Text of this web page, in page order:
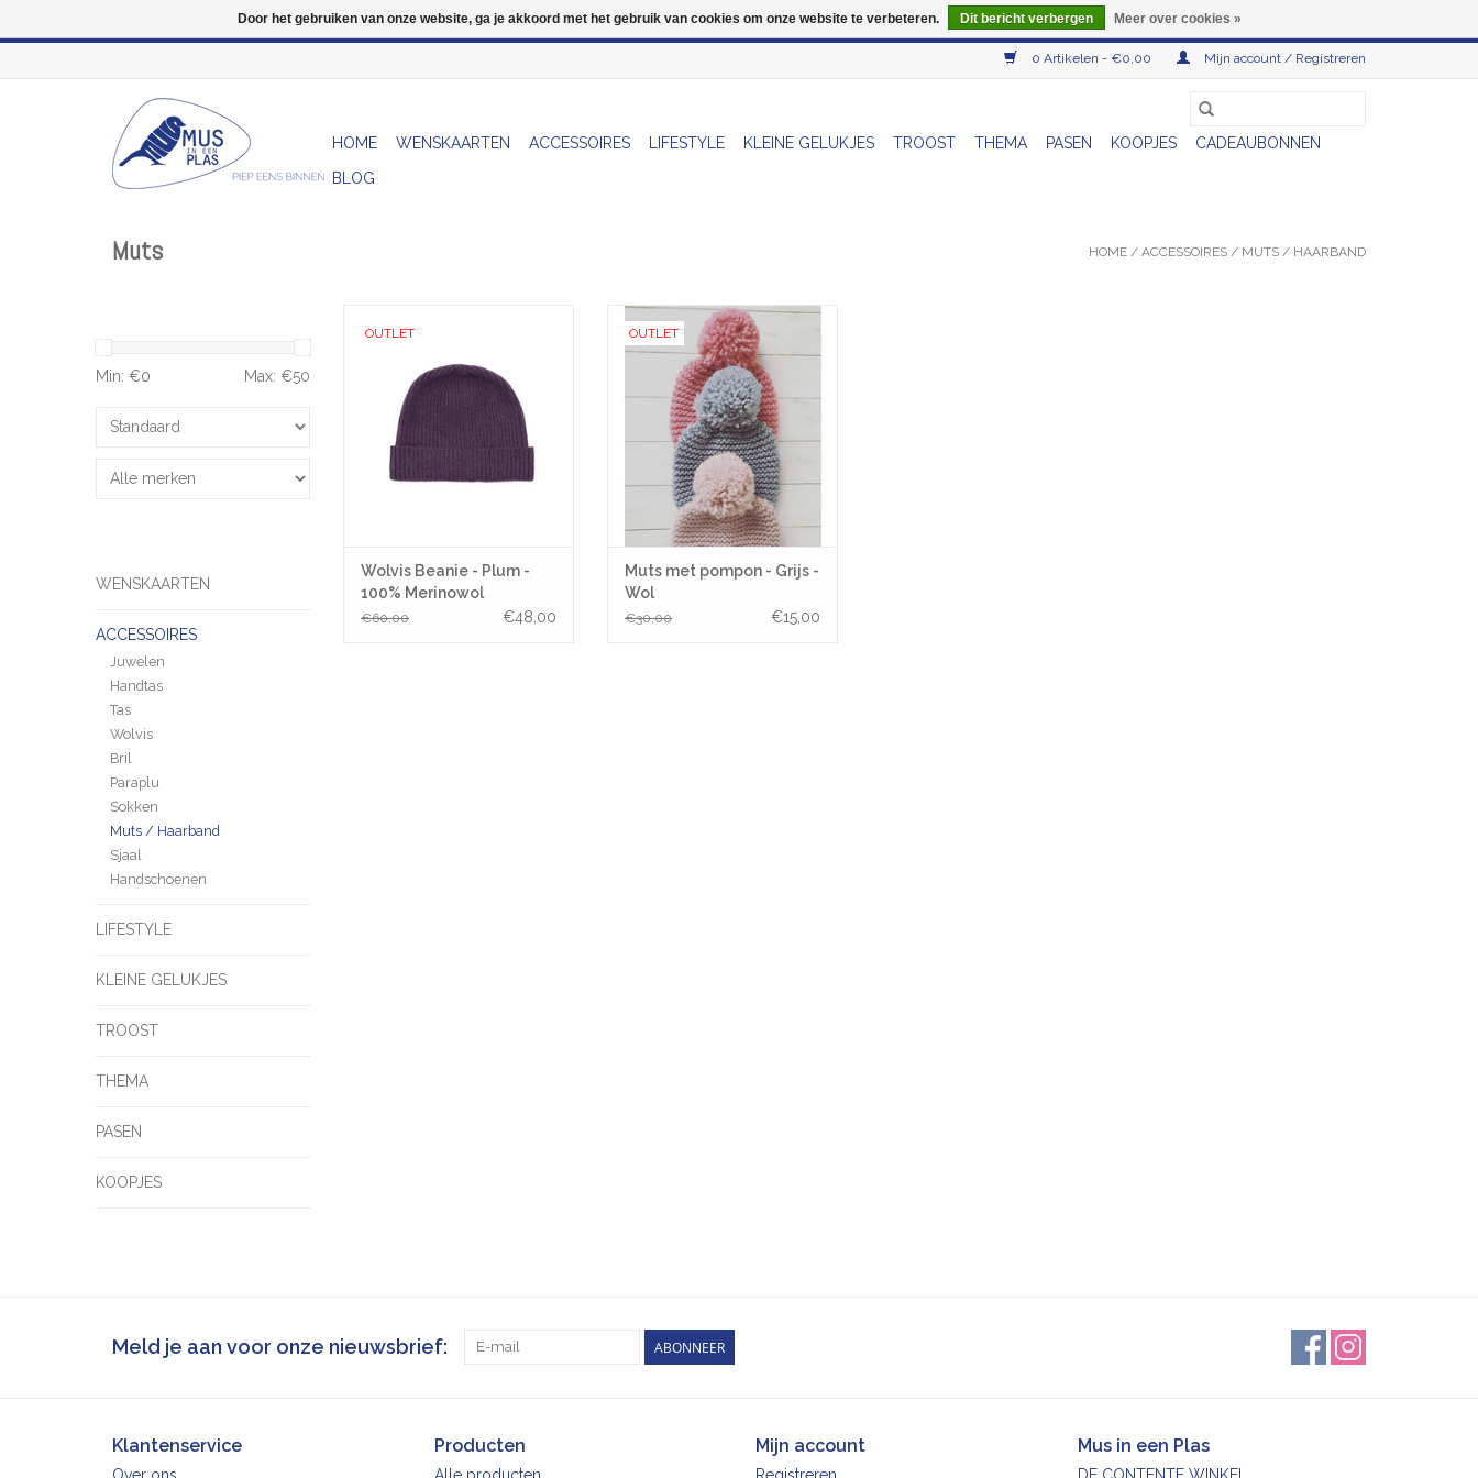
0 Artikelen - €0,00 Mijn account / Registreren
HOME WENSKAARTEN ACCESSOIRES LIFESTYLE KLEINE GELUKJES TROOST THEMA PASEN KOOPJES
CADEAUBONNEN
BLOG
Muts HOME / ACCESSOIRES / MUTS / HAARBAND
Min: €0 Max: €50
WENSKAARTEN
ACCESSOIRES
Juwelen
Handtas
Tas
Wolvis
Bril
Paraplu
Sokken
Muts / Haarband
Sjaal
Handschoenen
LIFESTYLE
KLEINE GELUKJES
TROOST
THEMA
PASEN
KOOPJES
OUTLET
gemaakt van extra fijne merinowol,
prikkende en ademende
eigenschappen.
TOEVOEGEN AAN WINKELWAGEN
Wolvis Beanie - Plum -
100% Merinowol
€60,00 €48,00
OUTLET
Muts met pompon - Grijs - Wol
TOEVOEGEN AAN WINKELWAGEN
Muts met pompon - Grijs -
Wol
€30,00 €15,00
Meld je aan voor onze nieuwsbrief: ABONNEER
Klantenservice Producten Mijn account Mus in een Plas
Door het gebruiken van onze website, ga je akkoord met het gebruik van cookies om onze website te verbeteren. Dit bericht verbergen Meer over cookies »
Wij zijn uitzonderlijk gesloten op Do 13/08